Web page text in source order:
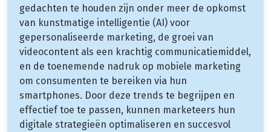
gedachten te houden zijn onder meer de opkomst
van kunstmatige intelligentie (AI) voor
gepersonaliseerde marketing, de groei van
videocontent als een krachtig communicatiemiddel,
en de toenemende nadruk op mobiele marketing
om consumenten te bereiken via hun
smartphones. Door deze trends te begrijpen en
effectief toe te passen, kunnen marketeers hun
digitale strategieën optimaliseren en succesvol